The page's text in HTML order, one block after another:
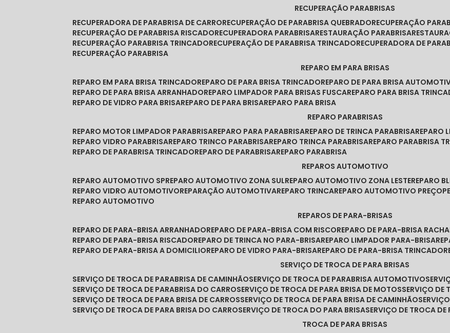
RECUPERAÇÃO PARABRISAS
RECUPERADORA DE PARABRISA DE CARRO RECUPERAÇÃO DE PARABRISA QUEBRADO RECUPERAÇÃO
RECUPERAÇÃO DE PARABRISA RISCADO RECUPERADORA PARABRISA RESTAURAÇÃO PARABRISA
RECUPERAÇÃO PARABRISA TRINCADO RECUPERAÇÃO DE PARABRISA TRINCADO RECUPERADORA DE
RECUPERAÇÃO PARABRISA
REPARO EM PARA BRISAS
REPARO EM PARA BRISA TRINCADO REPARO DE PARA BRISA TRINCADO REPARO DE PARA BRISA
REPARO DE PARA BRISA ARRANHADO REPARO LIMPADOR PARA BRISAS FUSCA REPARO PARA BRISA
REPARO DE VIDRO PARA BRISA REPARO DE PARA BRISA REPARO PARA BRISA
REPARO PARABRISAS
REPARO MOTOR LIMPADOR PARABRISA REPARO PARA PARABRISA REPARO DE TRINCA PARABRISA
REPARO VIDRO PARABRISA REPARO TRINCO PARABRISA REPARO TRINCA PARABRISA REPARO PARABRISA
REPARO DE PARABRISA TRINCADO REPARO DE PARABRISA REPARO PARABRISA
REPAROS AUTOMOTIVO
REPARO AUTOMOTIVO SP REPARO AUTOMOTIVO ZONA SUL REPARO AUTOMOTIVO ZONA LESTE REPARO
REPARO VIDRO AUTOMOTIVO REPARAÇÃO AUTOMOTIVA REPARO TRINCA REPARO AUTOMOTIVO PREÇO
REPARO AUTOMOTIVO
REPAROS DE PARA-BRISAS
REPARO DE PARA-BRISA ARRANHADO REPARO DE PARA-BRISA COM RISCO REPARO DE PARA-BRISA
REPARO DE PARA-BRISA RISCADO REPARO DE TRINCA NO PARA-BRISA REPARO LIMPADOR PARA-BRISA
REPARO DE PARA-BRISA A DOMICILIO REPARO DE VIDRO PARA-BRISA REPARO DE PARA-BRISA TRINCADO
SERVIÇO DE TROCA DE PARA BRISAS
SERVIÇO DE TROCA DE PARABRISA DE CAMINHÃO SERVIÇO DE TROCA DE PARABRISA AUTOMOTIVO
SERVIÇO DE TROCA DE PARABRISA DO CARRO SERVIÇO DE TROCA DE PARA BRISA DE MOTOS SERVIÇO
SERVIÇO DE TROCA DE PARA BRISA DE CARROS SERVIÇO DE TROCA DE PARA BRISA DE CAMINHÃO
SERVIÇO DE TROCA DE PARA BRISA DO CARRO SERVIÇO DE TROCA DO PARA BRISA SERVIÇO DE TROCA
TROCA DE PARA BRISAS